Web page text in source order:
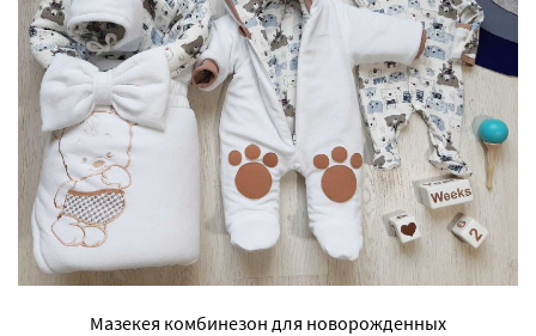
Мазекея комбинезон для новорожденных